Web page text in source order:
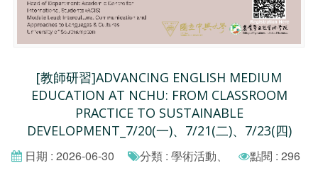
[教師研習]ADVANCING ENGLISH MEDIUM
EDUCATION AT NCHU: FROM CLASSROOM
PRACTICE TO SUSTAINABLE
DEVELOPMENT_7/20(一)、7/21(二)、7/23(四)
日期 : 2026-06-30 分類 : 學術活動、
點閱 : 296